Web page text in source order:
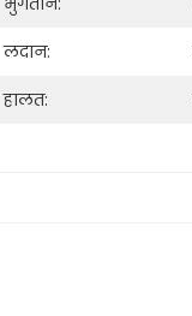
लदान:
हालत: